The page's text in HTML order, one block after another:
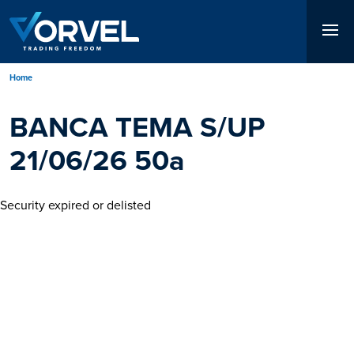
contenuto
principale
Briciole
pane
Home
BANCA TEMA S/UP
21/06/26 50a
Security expired or delisted